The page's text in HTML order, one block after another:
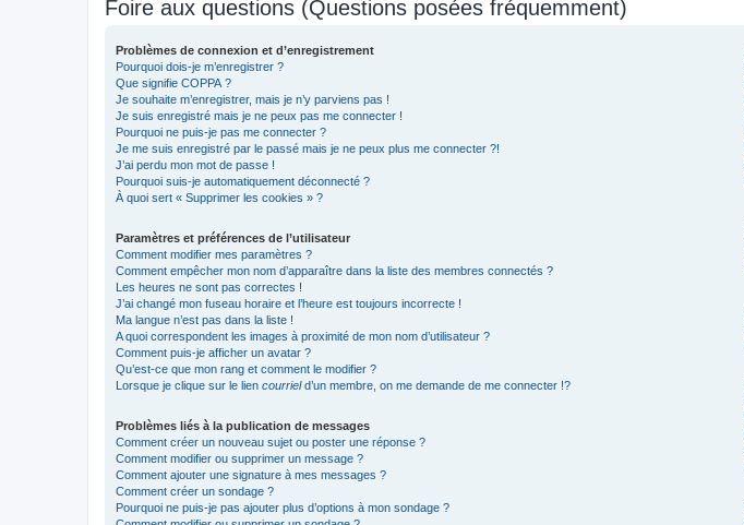
Foire aux questions (Questions posées fréquemment)
Problèmes de connexion et d’enregistrement
Pourquoi dois-je m’enregistrer ?
Que signifie COPPA ?
Je souhaite m’enregistrer, mais je n’y parviens pas !
Je suis enregistré mais je ne peux pas me connecter !
Pourquoi ne puis-je pas me connecter ?
Je me suis enregistré par le passé mais je ne peux plus me connecter ?!
J’ai perdu mon mot de passe !
Pourquoi suis-je automatiquement déconnecté ?
À quoi sert « Supprimer les cookies » ?
Paramètres et préférences de l’utilisateur
Comment modifier mes paramètres ?
Comment empêcher mon nom d’apparaître dans la liste des membres connectés ?
Les heures ne sont pas correctes !
J’ai changé mon fuseau horaire et l’heure est toujours incorrecte !
Ma langue n’est pas dans la liste !
A quoi correspondent les images à proximité de mon nom d’utilisateur ?
Comment puis-je afficher un avatar ?
Qu’est-ce que mon rang et comment le modifier ?
Lorsque je clique sur le lien courrield’un membre, on me demande de me connecter !?
Problèmes liés à la publication de messages
Comment créer un nouveau sujet ou poster une réponse ?
Comment modifier ou supprimer un message ?
Comment ajouter une signature à mes messages ?
Comment créer un sondage ?
Pourquoi ne puis-je pas ajouter plus d’options à mon sondage ?